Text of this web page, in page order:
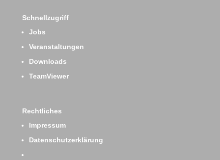
Schnellzugriff
Jobs
Veranstaltungen
Downloads
TeamViewer
Rechtliches
Impressum
Datenschutzerklärung